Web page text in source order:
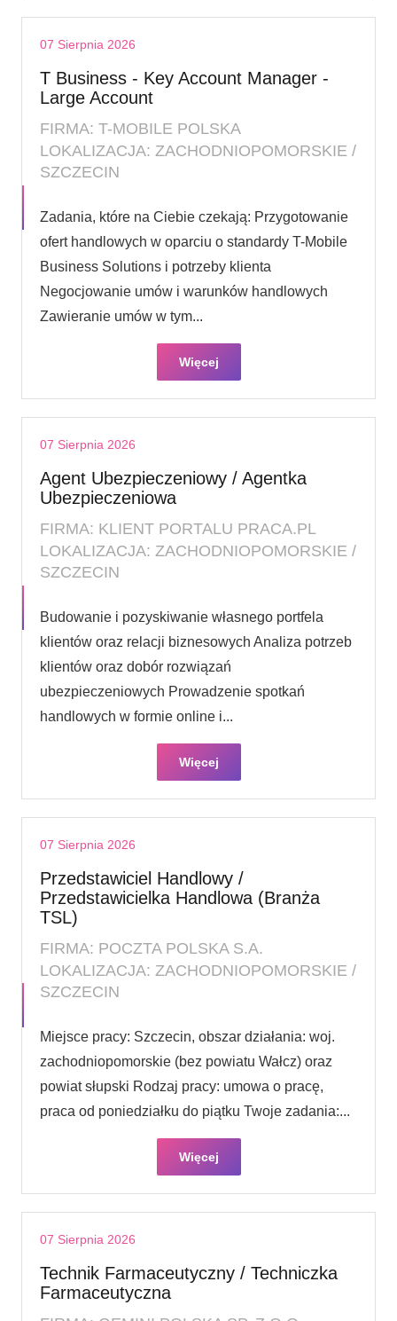
07 Sierpnia 2026
T Business - Key Account Manager -
Large Account
FIRMA: T-MOBILE POLSKA
LOKALIZACJA: ZACHODNIOPOMORSKIE /
SZCZECIN
Zadania, które na Ciebie czekają: Przygotowanie
ofert handlowych w oparciu o standardy T-Mobile
Business Solutions i potrzeby klienta
Negocjowanie umów i warunków handlowych
Zawieranie umów w tym...
Więcej
07 Sierpnia 2026
Agent Ubezpieczeniowy / Agentka
Ubezpieczeniowa
FIRMA: KLIENT PORTALU PRACA.PL
LOKALIZACJA: ZACHODNIOPOMORSKIE /
SZCZECIN
Budowanie i pozyskiwanie własnego portfela
klientów oraz relacji biznesowych Analiza potrzeb
klientów oraz dobór rozwiązań
ubezpieczeniowych Prowadzenie spotkań
handlowych w formie online i...
Więcej
07 Sierpnia 2026
Przedstawiciel Handlowy /
Przedstawicielka Handlowa (Branża
TSL)
FIRMA: POCZTA POLSKA S.A.
LOKALIZACJA: ZACHODNIOPOMORSKIE /
SZCZECIN
Miejsce pracy: Szczecin, obszar działania: woj.
zachodniopomorskie (bez powiatu Wałcz) oraz
powiat słupski Rodzaj pracy: umowa o pracę,
praca od poniedziałku do piątku Twoje zadania:...
Więcej
07 Sierpnia 2026
Technik Farmaceutyczny / Techniczka
Farmaceutyczna